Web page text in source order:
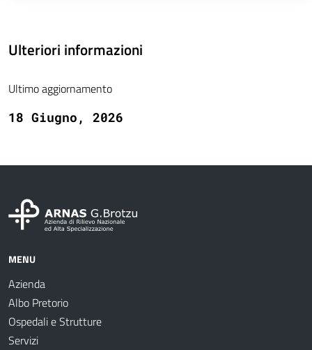
Ulteriori informazioni
Ultimo aggiornamento
18 Giugno, 2026
MENU
Azienda
Albo Pretorio
Ospedali e Strutture
Servizi